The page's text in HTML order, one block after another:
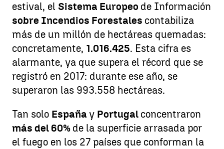
estival, el Sistema Europeo de Información
sobre Incendios Forestales contabiliza
más de un millón de hectáreas quemadas:
concretamente, 1.016.425. Esta cifra es
alarmante, ya que supera el récord que se
registró en 2017: durante ese año, se
superaron las 993.558 hectáreas.
Tan solo España y Portugal concentraron
más del 60% de la superficie arrasada por
el fuego en los 27 países que conforman la